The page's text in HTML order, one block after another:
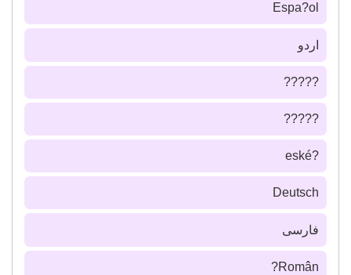
Espa?ol
اردو
?????
?????
?eské
Deutsch
فارسى
Român?